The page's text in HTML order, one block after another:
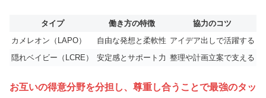
タイプ 働き方の特徴
協力のコツ
カメレオン（LAPO）
自由な発想と柔軟性 アイデア出しで活躍する
隠れベイビー（LCRE）
安定感とサポート力 整理や計画立案で支える
お互いの得意分野を分担し、尊重し合うことで最強のタッ